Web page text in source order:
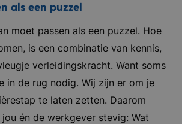
als een puzzel
moet passen als een puzzel. Hoe
is een combinatie van kennis,
verleidingskracht. Want soms
in de rug nodig. Wij zijn er om je
te laten zetten. Daarom
én de werkgever stevig: Wat